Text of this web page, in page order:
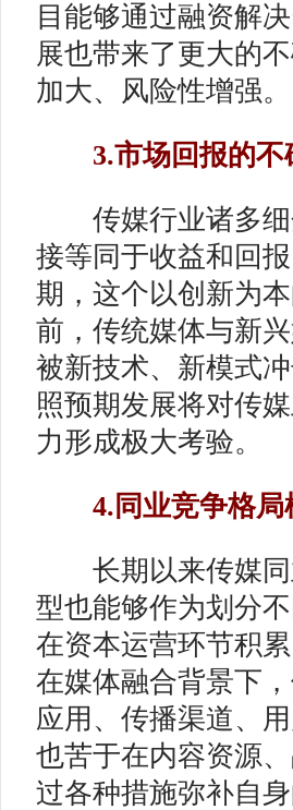
目能够通过融资解
展也带来了更大的
加大、风险性增强。
3.市场回报的不
传媒行业诸多细
接等同于收益和回
期，这个以创新为
前，传统媒体与新
被新技术、新模式
照预期发展将对传
力形成极大考验。
4.同业竞争格局
长期以来传媒同
型也能够作为划分
在资本运营环节积
在媒体融合背景下
应用、传播渠道、
也苦于在内容资源
过各种措施弥补自